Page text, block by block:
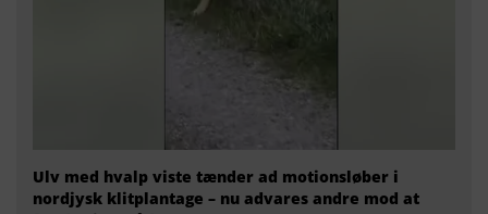
Ulv med hvalp viste tænder ad motionsløber i
nordjysk klitplantage – nu advares andre mod at